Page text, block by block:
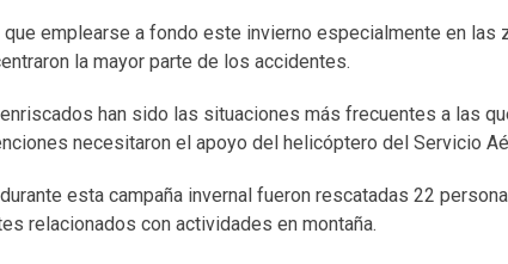
emplearse a fondo este invierno especialmente en las
la mayor parte de los accidentes.
han sido las situaciones más frecuentes a las
necesitaron el apoyo del helicóptero del Servicio
esta campaña invernal fueron rescatadas 22
relacionados con actividades en montaña.